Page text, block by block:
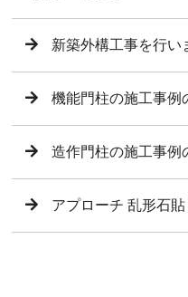
新築外構工事を行い
機能門柱の施工事例
造作門柱の施工事例
アプローチ 乱形石貼